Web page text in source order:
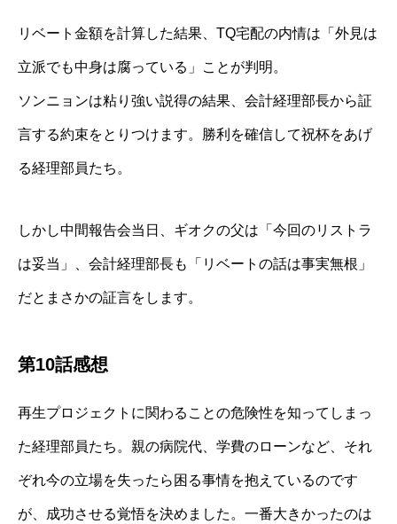
リベート金額を計算した結果、TQ宅配の内情は「外見は
立派でも中身は腐っている」ことが判明。
ソンニョンは粘り強い説得の結果、会計経理部長から証
言する約束をとりつけます。勝利を確信して祝杯をあげ
る経理部員たち。
しかし中間報告会当日、ギオクの父は「今回のリストラ
は妥当」、会計経理部長も「リベートの話は事実無根」
だとまさかの証言をします。
第10話感想
再生プロジェクトに関わることの危険性を知ってしまっ
た経理部員たち。親の病院代、学費のローンなど、それ
ぞれ今の立場を失ったら困る事情を抱えているのです
が、成功させる覚悟を決めました。一番大きかったのは